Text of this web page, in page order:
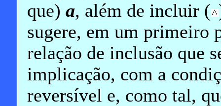
que) a, além de incluir (
sugere, em um primeiro
relação de inclusão que
implicação, com a
reversível e, como tal,